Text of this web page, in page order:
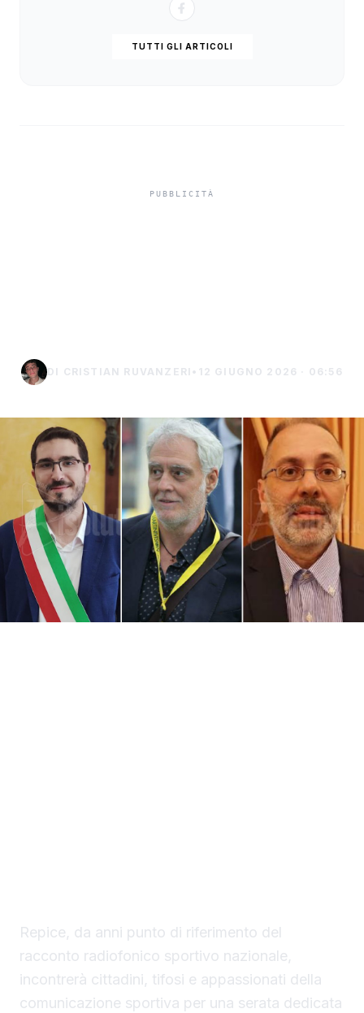
TUTTI GLI ARTICOLI
DI CRISTIAN RUVANZERI • 12 GIUGNO 2026 · 06:56
Repice, da anni punto di riferimento del
racconto radiofonico sportivo nazionale,
incontrerà cittadini, tifosi e appassionati della
comunicazione sportiva per una serata dedicata